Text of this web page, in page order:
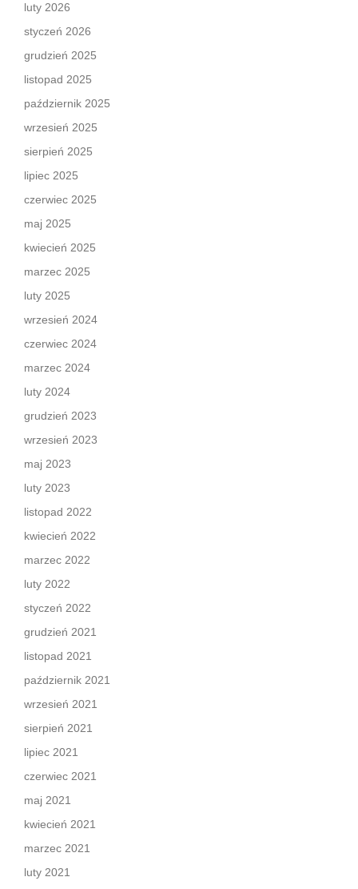
luty 2026
styczeń 2026
grudzień 2025
listopad 2025
październik 2025
wrzesień 2025
sierpień 2025
lipiec 2025
czerwiec 2025
maj 2025
kwiecień 2025
marzec 2025
luty 2025
wrzesień 2024
czerwiec 2024
marzec 2024
luty 2024
grudzień 2023
wrzesień 2023
maj 2023
luty 2023
listopad 2022
kwiecień 2022
marzec 2022
luty 2022
styczeń 2022
grudzień 2021
listopad 2021
październik 2021
wrzesień 2021
sierpień 2021
lipiec 2021
czerwiec 2021
maj 2021
kwiecień 2021
marzec 2021
luty 2021